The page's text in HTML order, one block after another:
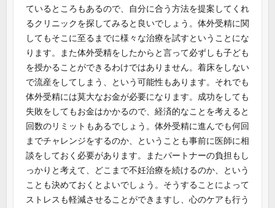
ているところもあるので、自分に合う方法を提案してくれ
るクリニックを探してみると良いでしょう。体外受精に関
してもそこに至るまでに様々な治療を試すということにな
ります。また体外受精をしたからと言って必ずしも子ども
を授かることができるわけではありません。着床をしない
で流産をしてしまう、という可能性もあります。それでも
体外受精には莫大なお金が必要になります。成功をしても
失敗をしてもお金はかかるので、経済的なことを考えると
回数のリミットもあるでしょう。体外受精に進んでも何回
までチャレンジをするのか、ということも事前に医師に相
談をしておく必要があります。またパートナーの負担もし
っかりと考えて、どこまで不妊治療を続けるのか、という
ことも決めておくとよいでしょう。そうすることによって
ストレスも軽減させることができますし、心のケアも行う